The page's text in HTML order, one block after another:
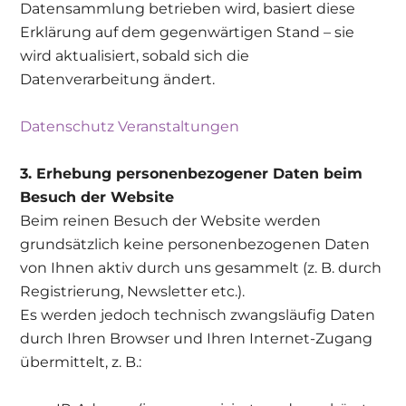
Datensammlung betrieben wird, basiert diese
Erklärung auf dem gegenwärtigen Stand – sie
wird aktualisiert, sobald sich die
Datenverarbeitung ändert.
Datenschutz Veranstaltungen
3. Erhebung personenbezogener Daten beim
Besuch der Website
Beim reinen Besuch der Website werden
grundsätzlich keine personenbezogenen Daten
von Ihnen aktiv durch uns gesammelt (z. B. durch
Registrierung, Newsletter etc.).
Es werden jedoch technisch zwangsläufig Daten
durch Ihren Browser und Ihren Internet-Zugang
übermittelt, z. B.: